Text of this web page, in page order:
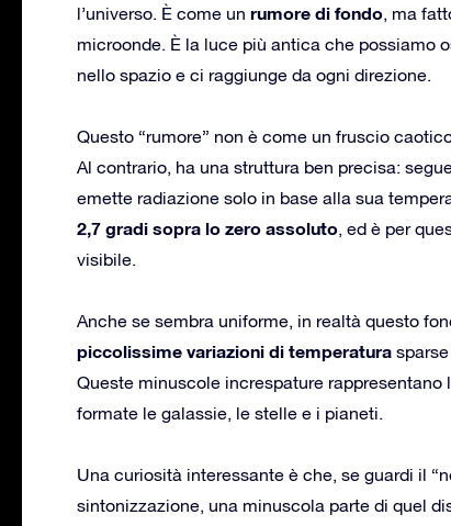
l’universo. È come un rumore di fondo, ma
microonde. È la luce più antica che possiamo
nello spazio e ci raggiunge da ogni direzione.
Questo “rumore” non è come un fruscio
Al contrario, ha una struttura ben precisa:
emette radiazione solo in base alla sua
2,7 gradi sopra lo zero assoluto, ed è per
visibile.
Anche se sembra uniforme, in realtà questo
piccolissime variazioni di temperatura
Queste minuscole increspature rappresentano
formate le galassie, le stelle e i pianeti.
Una curiosità interessante è che, se guardi il
sintonizzazione, una minuscola parte di quel